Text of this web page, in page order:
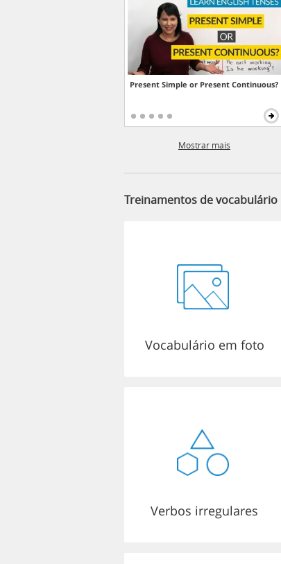
Present Simple or Present Continuous?
Mostrar mais
Treinamentos de vocabulário
Vocabulário em foto
Verbos irregulares